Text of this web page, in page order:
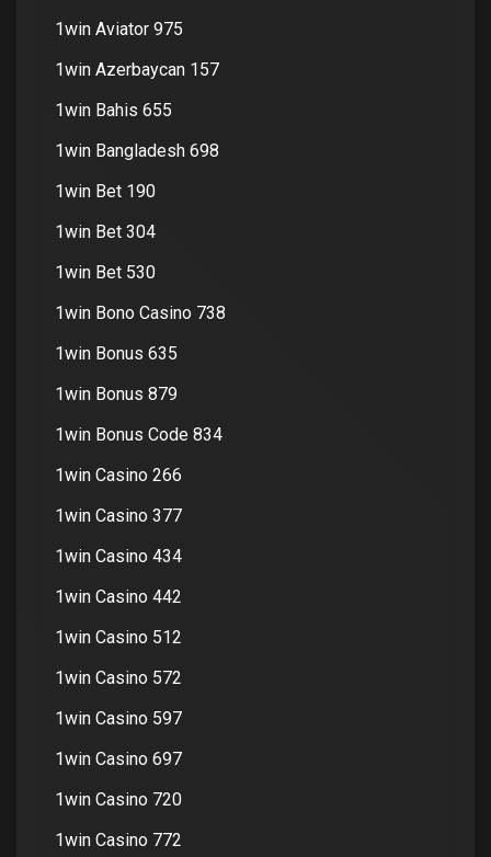
1win Aviator 975
1win Azerbaycan 157
1win Bahis 655
1win Bangladesh 698
1win Bet 190
1win Bet 304
1win Bet 530
1win Bono Casino 738
1win Bonus 635
1win Bonus 879
1win Bonus Code 834
1win Casino 266
1win Casino 377
1win Casino 434
1win Casino 442
1win Casino 512
1win Casino 572
1win Casino 597
1win Casino 697
1win Casino 720
1win Casino 772